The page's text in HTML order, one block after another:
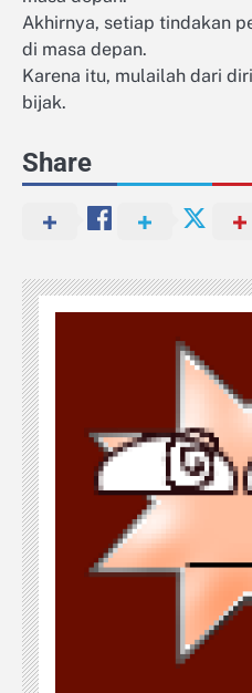
Akhirnya, setiap tindakan
di masa depan.
Karena itu, mulailah dari
bijak.
Share